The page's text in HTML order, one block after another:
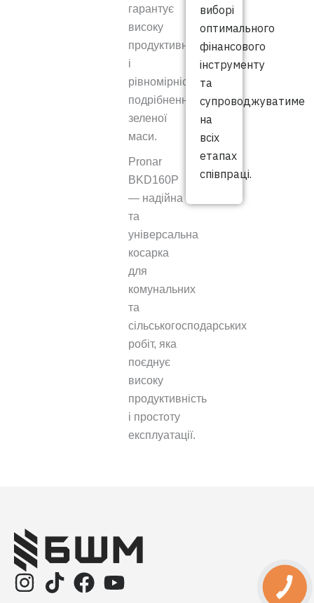
гарантує
високу
продуктивність
і
рівномірність
подрібнення
зеленої
маси.
Pronar
BKD160P
— надійна
та
універсальна
косарка
для
комунальних
та
сільськогосподарських
робіт, яка
поєднує
високу
продуктивність
і простоту
експлуатації.
виборі
оптимального
фінансового
інструменту
та
супроводжуватиме
на
всіх
етапах
співпраці.